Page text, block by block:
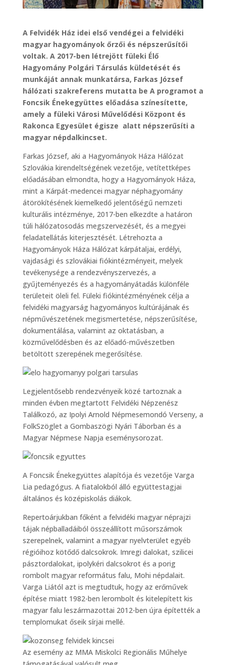
A Felvidék Ház idei első vendégei a felvidéki
magyar hagyományok őrzői és népszerűsítői
voltak. A 2017-ben létrejött füleki Élő
Hagyomány Polgári Társulás küldetését és
munkáját annak munkatársa, Farkas József
hálózati szakreferens mutatta be A programot a
Foncsik Énekegyüttes előadása színesítette,
amely a füleki Városi Művelődési Központ és
Rakonca Egyesület égisze alatt népszerűsíti a
magyar népdalkincset.
Farkas József, aki a Hagyományok Háza Hálózat
Szlovákia kirendeltségének vezetője, vetítettképes
előadásában elmondta, hogy a Hagyományok Háza,
mint a Kárpát-medencei magyar néphagyomány
átörökítésének kiemelkedő jelentőségű nemzeti
kulturális intézménye, 2017-ben elkezdte a határon
túli hálózatosodás megszervezését, és a megyei
feladatellátás kiterjesztését. Létrehozta a
Hagyományok Háza Hálózat kárpátaljai, erdélyi,
vajdasági és szlovákiai fiókintézményeit, melyek
tevékenysége a rendezvényszervezés, a
gyűjteményezés és a hagyományátadás különféle
területeit öleli fel. Füleki fiókintézményének célja a
felvidéki magyarság hagyományos kultúrájának és
népművészetének megismertetése, népszerűsítése,
dokumentálása, valamint az oktatásban, a
közművelődésben és az előadó-művészetben
betöltött szerepének megerősítése.
Legjelentősebb rendezvényeik közé tartoznak a
minden évben megtartott Felvidéki Népzenész
Találkozó, az Ipolyi Arnold Népmesemondó Verseny, a
FolkSzöglet a Gombaszögi Nyári Táborban és a
Magyar Népmese Napja eseménysorozat.
A Foncsik Énekegyüttes alapítója és vezetője Varga
Lia pedagógus. A fiatalokból álló együttestagjai
általános és középiskolás diákok.
Repertoárjukban főként a felvidéki magyar néprajzi
tájak népballadáiból összeállított műsorszámok
szerepelnek, valamint a magyar nyelvterület egyéb
régióihoz kötődő dalcsokrok. Imregi dalokat, szilicei
pásztordalokat, ipolykéri dalcsokrot és a porig
rombolt magyar református falu, Mohi népdalait.
Varga Liától azt is megtudtuk, hogy az erőművek
építése miatt 1982-ben lerombolt és kitelepített kis
magyar falu leszármazottai 2012-ben újra építették a
templomukat őseik sírjai mellé.
Az esemény az MMA Miskolci Regionális Műhelye